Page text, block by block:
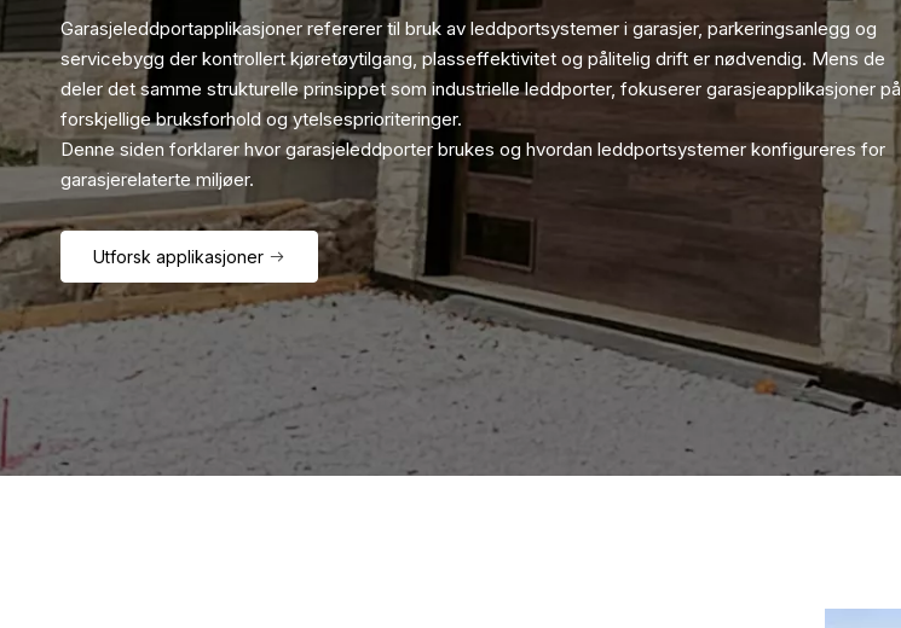
Garasjeleddportapplikasjoner refererer til bruk av leddportsystemer i garasjer, parkeringsanlegg og
servicebygg der kontrollert kjøretøytilgang, plasseffektivitet og pålitelig drift er nødvendig. Mens de
deler det samme strukturelle prinsippet som industrielle leddporter, fokuserer garasjeapplikasjoner på
forskjellige bruksforhold og ytelsesprioriteringer.
Denne siden forklarer hvor garasjeleddporter brukes og hvordan leddportsystemer konfigureres for
garasjerelaterte miljøer.
Utforsk applikasjoner